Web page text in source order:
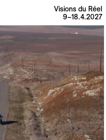
Visions du Réel
9–18.4.2027